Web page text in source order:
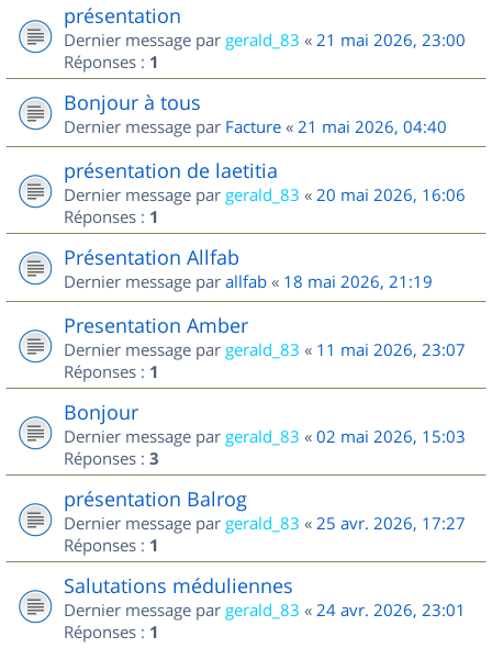
présentation
Dernier message par gerald_83 « 21 mai 2026, 23:00
Réponses : 1
Bonjour à tous
Dernier message par Facture « 21 mai 2026, 04:40
présentation de laetitia
Dernier message par gerald_83 « 20 mai 2026, 16:06
Réponses : 1
Présentation Allfab
Dernier message par allfab « 18 mai 2026, 21:19
Presentation Amber
Dernier message par gerald_83 « 11 mai 2026, 23:07
Réponses : 1
Bonjour
Dernier message par gerald_83 « 02 mai 2026, 15:03
Réponses : 3
présentation Balrog
Dernier message par gerald_83 « 25 avr. 2026, 17:27
Réponses : 1
Salutations méduliennes
Dernier message par gerald_83 « 24 avr. 2026, 23:01
Réponses : 1